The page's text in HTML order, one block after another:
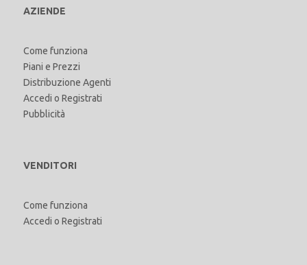
AZIENDE
Come funziona
Piani e Prezzi
Distribuzione Agenti
Accedi o Registrati
Pubblicità
VENDITORI
Come funziona
Accedi o Registrati